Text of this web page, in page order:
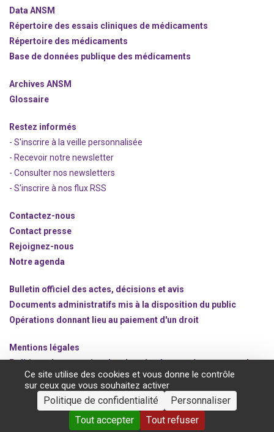
Data ANSM
Répertoire des essais cliniques de médicaments
Répertoire des médicaments
Base de données publique des médicaments
Archives ANSM
Glossaire
Restez informés
- S'inscrire à la veille personnalisée
- Recevoir notre newsletter
- Consulter nos newsletters
- S'inscrire à nos flux RSS
Contactez-nous
Contact presse
Rejoignez-nous
Notre agenda
Bulletin officiel des actes, décisions et avis
Documents administratifs mis à la disposition du public
Opérations donnant lieu au paiement d'un droit
Mentions légales
Politique de protection des données à caractère personnel
Gestion des cookies
©2020 ANSM.SANTE.FR
Ce site utilise des cookies et vous donne le contrôle
sur ceux que vous souhaitez activer
Tout accepter Tout refuser
Personnaliser
Politique de confidentialité